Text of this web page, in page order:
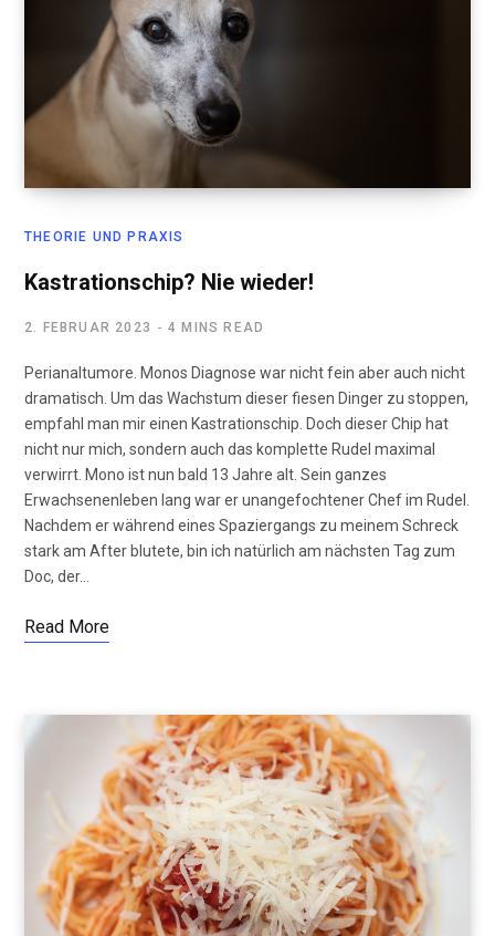
THEORIE UND PRAXIS
Kastrationschip? Nie wieder!
2. FEBRUAR 2023 4 MINS READ
Perianaltumore. Monos Diagnose war nicht fein aber auch nicht
dramatisch. Um das Wachstum dieser fiesen Dinger zu stoppen,
empfahl man mir einen Kastrationschip. Doch dieser Chip hat
nicht nur mich, sondern auch das komplette Rudel maximal
verwirrt. Mono ist nun bald 13 Jahre alt. Sein ganzes
Erwachsenenleben lang war er unangefochtener Chef im Rudel.
Nachdem er während eines Spaziergangs zu meinem Schreck
stark am After blutete, bin ich natürlich am nächsten Tag zum
Doc, der…
Read More